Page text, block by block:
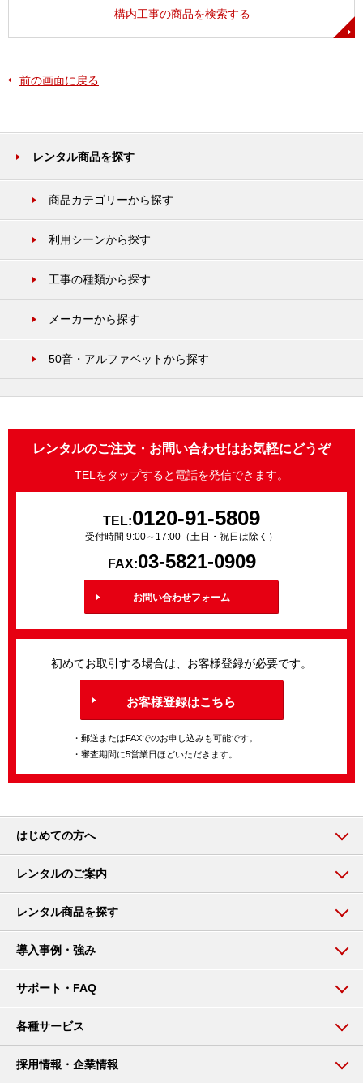
構内工事の商品を検索する
前の画面に戻る
レンタル商品を探す
商品カテゴリーから探す
利用シーンから探す
工事の種類から探す
メーカーから探す
50音・アルファベットから探す
レンタルのご注文・お問い合わせはお気軽にどうぞ
TELをタップすると電話を発信できます。
TEL:0120-91-5809
受付時間 9:00～17:00（土日・祝日は除く）
FAX:03-5821-0909
お問い合わせフォーム
初めてお取引する場合は、お客様登録が必要です。
お客様登録はこちら
・郵送またはFAXでのお申し込みも可能です。
・審査期間に5営業日ほどいただきます。
はじめての方へ
レンタルのご案内
レンタル商品を探す
導入事例・強み
サポート・FAQ
各種サービス
採用情報・企業情報